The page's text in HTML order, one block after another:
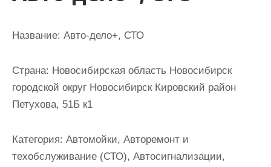
Название: Авто-дело+, СТО
Страна: Новосибирская область Новосибирск
городской округ Новосибирск Кировский район
Петухова, 51Б к1
Категория: Автомойки, Авторемонт и
техобслуживание (СТО), Автосигнализации,